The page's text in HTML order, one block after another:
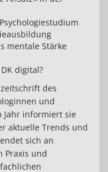
mentale Stärke
digital?
des
und
Jahr informiert sie
aktuelle Trends und
sich an
Praxis und